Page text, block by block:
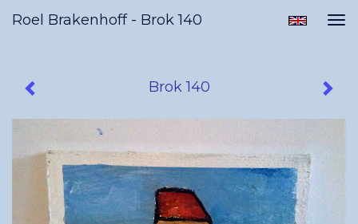
Roel Brakenhoff - Brok 140
Brok 140